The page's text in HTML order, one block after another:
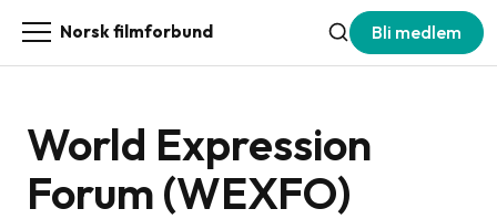
Norsk filmforbund Bli medlem
World Expression
Forum (WEXFO)